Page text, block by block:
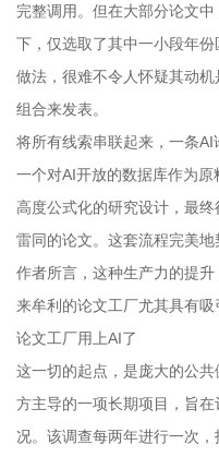
完整调用。但在大部分论文
下，仅选取了其中一小段年
做法，很难不令人怀疑其动
组合来发表。
将所有线索串联起来，一条AI
一个对AI开放的数据库作为
高度公式化的研究设计，最
雷同的论文。这套流程完美
作者所言，这种生产力的提
来牟利的论文工厂尤其具有吸
论文工厂用上AI了
这一切的起点，是庞大的公
方主导的一项长期项目，旨
况。该调查每两年进行一次，